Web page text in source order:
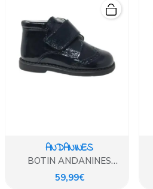
ANDANINES
BOTIN ANDANINES
CHAROL ARRUGADO AZUL
MARINO
59,99€